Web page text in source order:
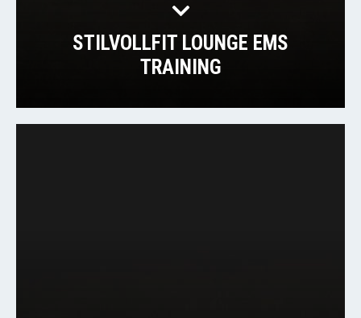
STILVOLLFIT LOUNGE EMS
TRAINING